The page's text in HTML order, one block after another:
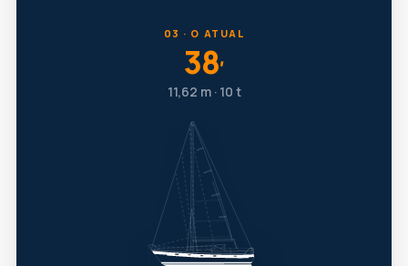
03 · O ATUAL
38′
11,62 m · 10 t